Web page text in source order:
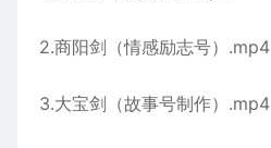
2.商阳剑（情感励志号）.mp4
3.大宝剑（故事号制作）.mp4